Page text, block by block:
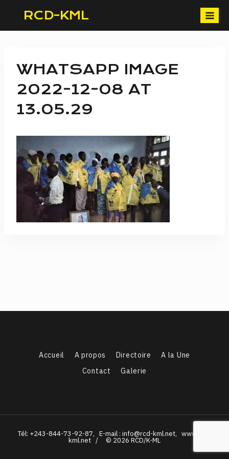
RCD-KML
WHATSAPP IMAGE
2022-12-08 AT
13.05.29
Accueil A propos Directoire
A la Une
Contact
Galerie
Tél: +243-844-73-92-87, E-mail : info@rcd-kml.net, www.rcd-
kml.net / © 2026 RCD/K-ML